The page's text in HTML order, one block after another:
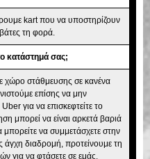
kart που να υποστηρίζουν
τη φορά.
κατάστημά σας;
στάθμευσης σε κανένα
επίσης να μην
για να επισκεφτείτε το
μπορεί να είναι αρκετά βαριά
να συμμετάσχετε στην
άγχη διαδρομή, προτείνουμε τη
για να φτάσετε σε εμάς.